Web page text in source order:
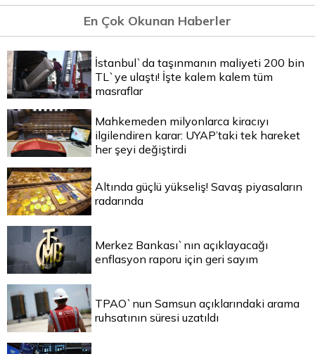
En Çok Okunan Haberler
İstanbul`da taşınmanın maliyeti 200 bin
TL`ye ulaştı! İşte kalem kalem tüm
masraflar
Mahkemeden milyonlarca kiracıyı
ilgilendiren karar: UYAP’taki tek hareket
her şeyi değiştirdi
Altında güçlü yükseliş! Savaş piyasaların
radarında
Merkez Bankası`nın açıklayacağı
enflasyon raporu için geri sayım
TPAO`nun Samsun açıklarındaki arama
ruhsatının süresi uzatıldı